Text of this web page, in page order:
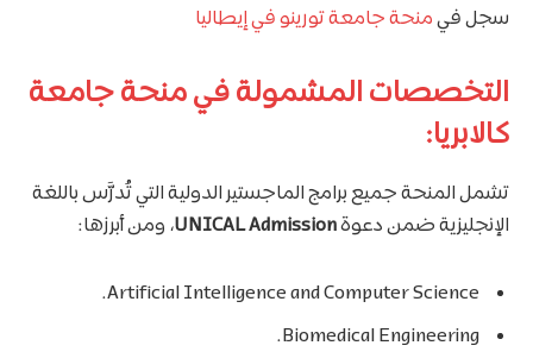
سجل فيمنحة جامعة تورينو في إيطاليا
التخصصات المشمولة في منحة جامعة
كالابريا:
تشمل المنحة جميع برامج الماجستير الدولية التي تُدرَّس باللغة
الإنجليزية ضمن دعوةUNICAL Admission، ومن أبرزها:
Artificial Intelligence and Computer Science.
Biomedical Engineering.